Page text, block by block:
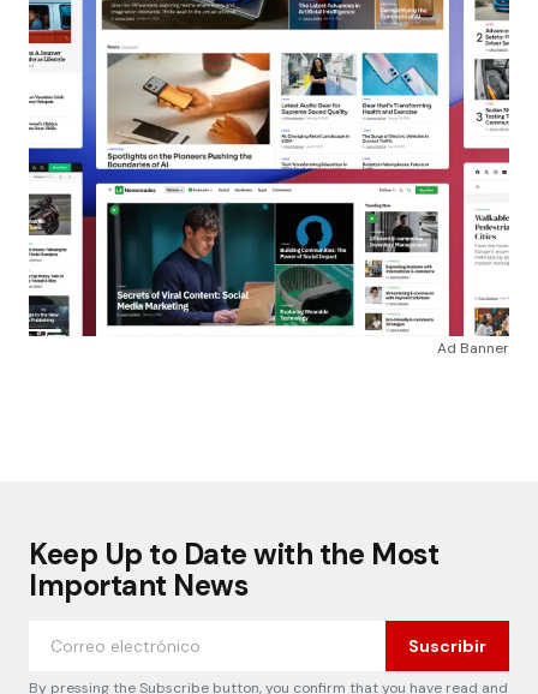
Ad Banner
Keep Up to Date with the Most
Important News
Suscribir
By pressing the Subscribe button, you confirm that you have read and